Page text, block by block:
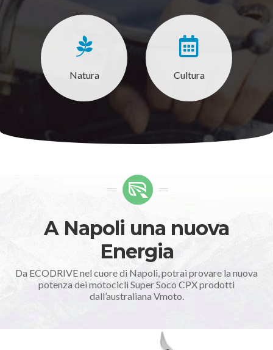
Natura Cultura
A Napoli una nuova
Energia
Da ECODRIVE nel cuore di Napoli, potrai provare la nuova
potenza dei motocicli Super Soco CPX prodotti
dall’australiana Vmoto.